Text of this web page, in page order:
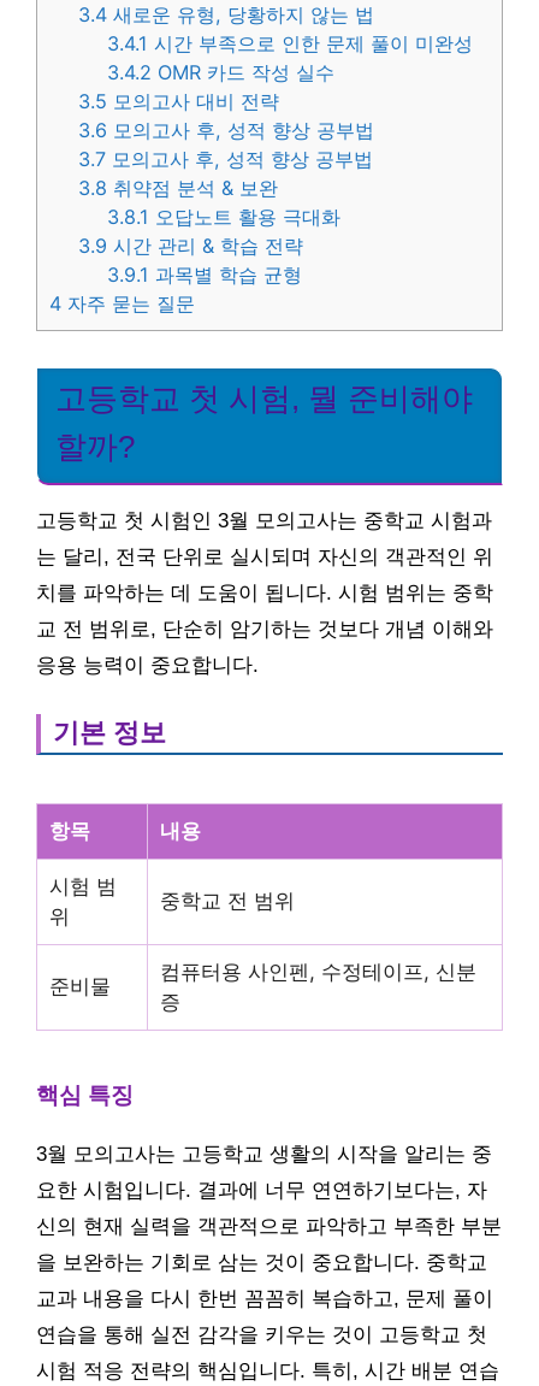
3.4 새로운 유형, 당황하지 않는 법
3.4.1 시간 부족으로 인한 문제 풀이 미완성
3.4.2 OMR 카드 작성 실수
3.5 모의고사 대비 전략
3.6 모의고사 후, 성적 향상 공부법
3.7 모의고사 후, 성적 향상 공부법
3.8 취약점 분석 & 보완
3.8.1 오답노트 활용 극대화
3.9 시간 관리 & 학습 전략
3.9.1 과목별 학습 균형
4 자주 묻는 질문
고등학교 첫 시험, 뭘 준비해야
할까?
고등학교 첫 시험인 3월 모의고사는 중학교 시험과
는 달리, 전국 단위로 실시되며 자신의 객관적인 위
치를 파악하는 데 도움이 됩니다. 시험 범위는 중학
교 전 범위로, 단순히 암기하는 것보다 개념 이해와
응용 능력이 중요합니다.
기본 정보
항목 내용
시험 범
위
중학교 전 범위
준비물
컴퓨터용 사인펜, 수정테이프, 신분
증
핵심 특징
3월 모의고사는 고등학교 생활의 시작을 알리는 중
요한 시험입니다. 결과에 너무 연연하기보다는, 자
신의 현재 실력을 객관적으로 파악하고 부족한 부분
을 보완하는 기회로 삼는 것이 중요합니다. 중학교
교과 내용을 다시 한번 꼼꼼히 복습하고, 문제 풀이
연습을 통해 실전 감각을 키우는 것이 고등학교 첫
시험 적응 전략의 핵심입니다. 특히, 시간 배분 연습